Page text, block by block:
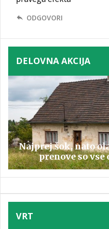
ODGOVORI
DELOVNA AKCIJA
Najprej šok, nato
prenove so
VRT